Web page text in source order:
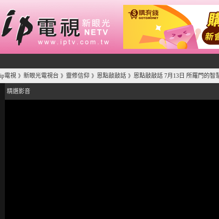
ip電視 》 新眼光電視台 》 靈修信仰 》 恩點敲敲話 》 恩點敲敲話 7月13日 所羅門的智
精選影音